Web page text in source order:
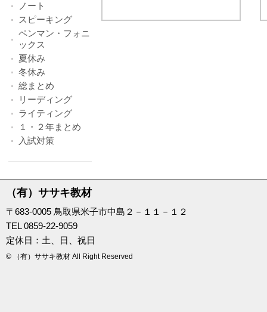
ノート
スピーキング
ペンマン・フォニ
ックス
夏休み
冬休み
総まとめ
リーディング
ライティング
１・２年まとめ
入試対策
（有）ササキ教材
〒683-0005 鳥取県米子市中島２－１１－１２
TEL 0859-22-9059
定休日：土、日、祝日
© （有）ササキ教材 All Right Reserved